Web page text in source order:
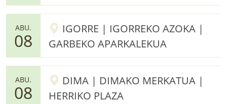
ABU.
08
IGORRE | IGORREKO AZOKA |
GARBEKO APARKALEKUA
ABU.
08
DIMA | DIMAKO MERKATUA |
HERRIKO PLAZA